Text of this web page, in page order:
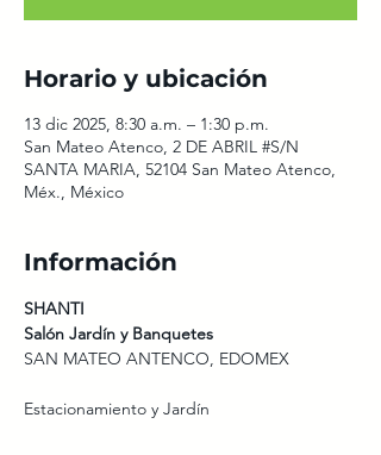
Horario y ubicación
13 dic 2025, 8:30 a.m. – 1:30 p.m.
San Mateo Atenco, 2 DE ABRIL #S/N
SANTA MARIA, 52104 San Mateo Atenco,
Méx., México
Información
SHANTI
Salón Jardín y Banquetes
SAN MATEO ANTENCO, EDOMEX
Estacionamiento y Jardín